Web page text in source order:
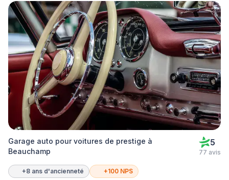
Garage auto pour voitures de prestige à
Beauchamp
5
77 avis
+8 ans d'ancienneté +100 NPS